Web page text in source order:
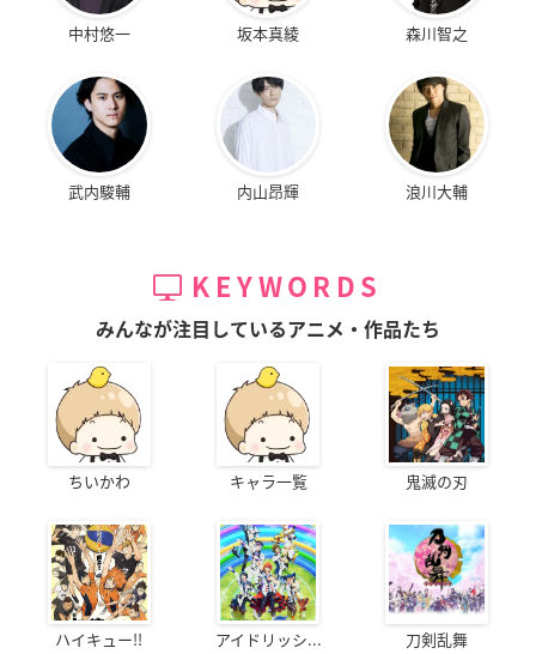
中村悠一 坂本真綾 森川智之
武内駿輔 内山昂輝 浪川大輔
KEYWORDS
みんなが注目しているアニメ・作品たち
ちいかわ キャラ一覧 鬼滅の刃
ハイキュー!! アイドリッシ... 刀剣乱舞